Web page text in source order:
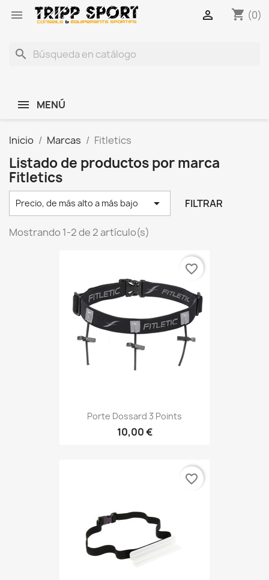
 shopping_cart (0)

search
MENÚ
Inicio Marcas Fitletics
Listado de productos por marca
Fitletics
Precio, de más alto a más bajo  FILTRAR
Mostrando 1-2 de 2 artículo(s)
Porte Dossard 3 Points
10,00 €
favorite_border
favorite_border